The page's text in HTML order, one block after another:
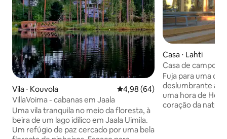
Vila ⋅ Kouvola 4,98 de uma avaliação média
4,98 (64)
VillaVoima - cabanas em Jaala
Uma vila tranquila no meio da floresta, à
beira de um lago idílico em Jaala Uimila.
Um refúgio de paz cercado por uma bela
Casa ⋅ Lahti
Casa de campo
de Lahti
Fuja para uma
deslumbrante à
uma hora de
coração da